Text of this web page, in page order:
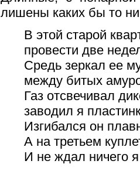
лишены каких бы то
В этой старой
провести две
Средь зеркал ее
между битых
Газ отсвечивал
заводил я
Изгибался он
А на третьем
И не ждал ничего